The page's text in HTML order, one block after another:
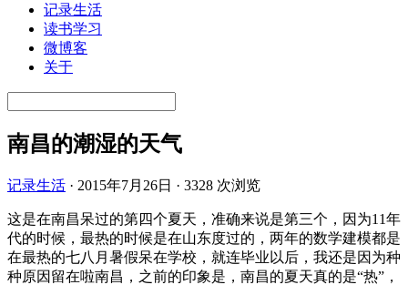
记录生活
读书学习
微博客
关于
南昌的潮湿的天气
记录生活 · 2015年7月26日 · 3328 次浏览
这是在南昌呆过的第四个夏天，准确来说是第三个，因为11年
代的时候，最热的时候是在山东度过的，两年的数学建模都是
在最热的七八月暑假呆在学校，就连毕业以后，我还是因为种
种原因留在啦南昌，之前的印象是，南昌的夏天真的是“热”，